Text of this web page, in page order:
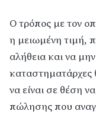
Ο τρόπος με τον
η μειωμένη τιμή,
αλήθεια και να
καταστηματάρχες
να είναι σε θέση
πώλησης που